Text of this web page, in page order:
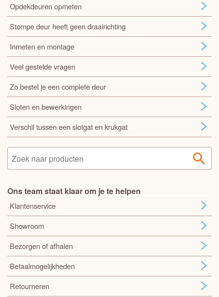
Opdekdeuren opmeten
Stompe deur heeft geen draairichting
Inmeten en montage
Veel gestelde vragen
Zo bestel je een complete deur
Sloten en bewerkingen
Verschil tussen een slotgat en krukgat
Ons team staat klaar om je te helpen
Klantenservice
Showroom
Bezorgen of afhalen
Betaalmogelijkheden
Retourneren